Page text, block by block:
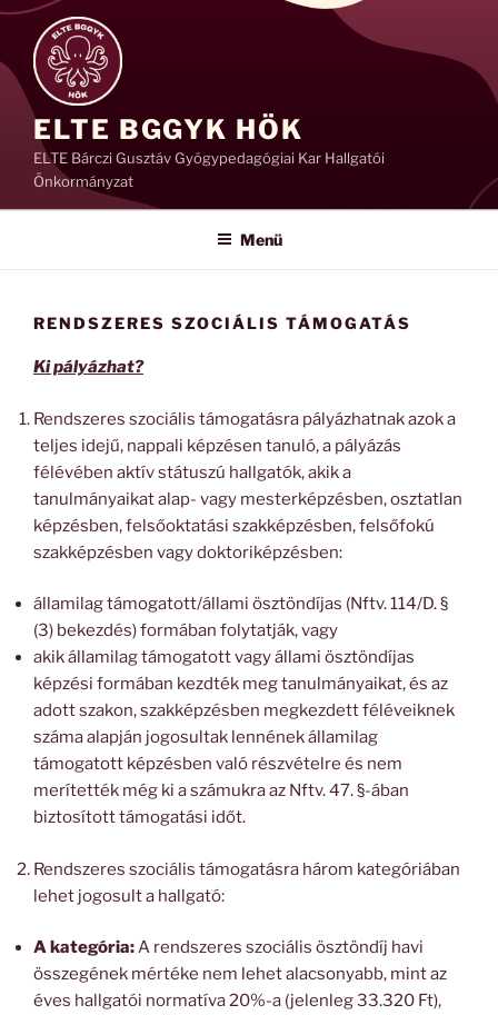
Tartalomhoz
ELTE BGGYK HÖK
ELTE Bárczi Gusztáv Gyógypedagógiai Kar Hallgatói
Önkormányzat
Menü
RENDSZERES SZOCIÁLIS TÁMOGATÁS
Ki pályázhat?
Rendszeres szociális támogatásra pályázhatnak azok a
teljes idejű, nappali képzésen tanuló, a pályázás
félévében aktív státuszú hallgatók, akik a
tanulmányaikat alap- vagy mesterképzésben, osztatlan
képzésben, felsőoktatási szakképzésben, felsőfokú
szakképzésben vagy doktoriképzésben:
államilag támogatott/állami ösztöndíjas (Nftv. 114/D. §
(3) bekezdés) formában folytatják, vagy
akik államilag támogatott vagy állami ösztöndíjas
képzési formában kezdték meg tanulmányaikat, és az
adott szakon, szakképzésben megkezdett féléveiknek
száma alapján jogosultak lennének államilag
támogatott képzésben való részvételre és nem
merítették még ki a számukra az Nftv. 47. §-ában
biztosított támogatási időt.
Rendszeres szociális támogatásra három kategóriában
lehet jogosult a hallgató:
A kategória:A rendszeres szociális ösztöndíj havi
összegének mértéke nem lehet alacsonyabb, mint az
éves hallgatói normatíva 20%-a (jelenleg 33.320 Ft),